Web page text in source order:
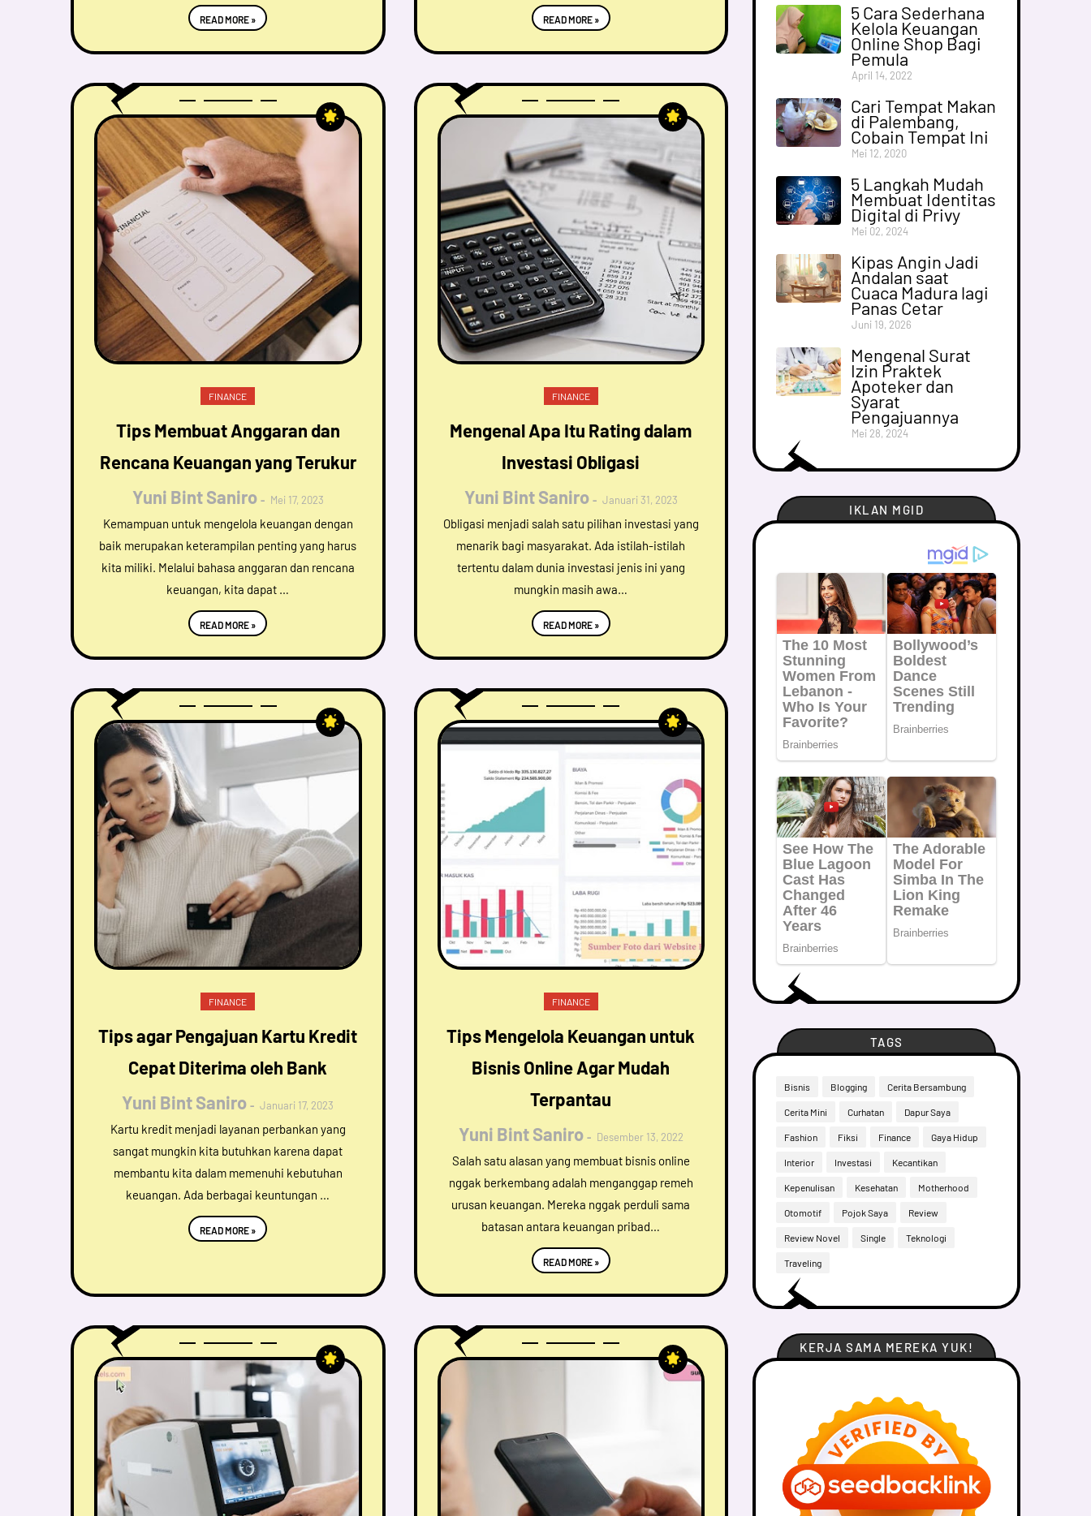
READ MORE » READ MORE »
FINANCE
Tips Membuat Anggaran dan
Rencana Keuangan yang Terukur
Yuni Bint Saniro
Mei 17, 2023
Kemampuan untuk mengelola keuangan dengan
baik merupakan keterampilan penting yang harus
kita miliki. Melalui bahasa anggaran dan rencana
keuangan, kita dapat …
READ MORE »
FINANCE
Mengenal Apa Itu Rating dalam
Investasi Obligasi
Yuni Bint Saniro
Januari 31, 2023
Obligasi menjadi salah satu pilihan investasi yang
menarik bagi masyarakat. Ada istilah-istilah
tertentu dalam dunia investasi jenis ini yang
mungkin masih awa…
READ MORE »
FINANCE
Tips agar Pengajuan Kartu Kredit
Cepat Diterima oleh Bank
Yuni Bint Saniro
Januari 17, 2023
Kartu kredit menjadi layanan perbankan yang
sangat mungkin kita butuhkan karena dapat
membantu kita dalam memenuhi kebutuhan
keuangan. Ada berbagai keuntungan …
READ MORE »
FINANCE
Tips Mengelola Keuangan untuk
Bisnis Online Agar Mudah
Terpantau
Yuni Bint Saniro
Desember 13, 2022
Salah satu alasan yang membuat bisnis online
nggak berkembang adalah menganggap remeh
urusan keuangan. Mereka nggak perduli sama
batasan antara keuangan pribad…
READ MORE »
5 Cara Sederhana
Kelola Keuangan
Online Shop Bagi
Pemula
April 14, 2022
Cari Tempat Makan
di Palembang,
Cobain Tempat Ini
Mei 12, 2020
5 Langkah Mudah
Membuat Identitas
Digital di Privy
Mei 02, 2024
Kipas Angin Jadi
Andalan saat
Cuaca Madura lagi
Panas Cetar
Juni 19, 2026
Mengenal Surat
Izin Praktek
Apoteker dan
Syarat
Pengajuannya
Mei 28, 2024
IKLAN MGID
TAGS
Bisnis Blogging Cerita Bersambung
Cerita Mini Curhatan Dapur Saya
Fashion Fiksi Finance Gaya Hidup
Interior Investasi Kecantikan
Kepenulisan Kesehatan Motherhood
Otomotif Pojok Saya Review
Review Novel Single Teknologi
Traveling
KERJA SAMA MEREKA YUK!